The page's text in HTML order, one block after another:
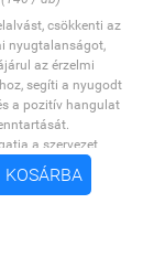
csökkenti az
nyugtalanságot,
az érzelmi
segíti a nyugodt
a pozitív hangulat
a szervezet
képességét.
RACEMOSUS gyökér
KOSÁRBA